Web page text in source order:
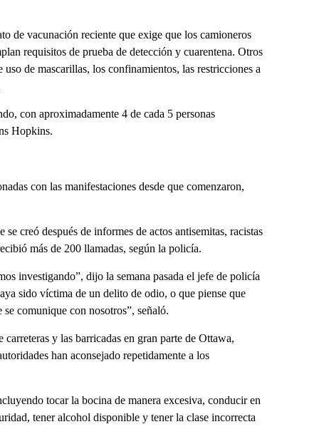
de vacunación reciente que exige que los camioneros
requisitos de prueba de detección y cuarentena. Otros
de mascarillas, los confinamientos, las restricciones a
con aproximadamente 4 de cada 5 personas
Hopkins.
con las manifestaciones desde que comenzaron,
creó después de informes de actos antisemitas, racistas
más de 200 llamadas, según la policía.
investigando”, dijo la semana pasada el jefe de policía
sido víctima de un delito de odio, o que piense que
comunique con nosotros”, señaló.
y las barricadas en gran parte de Ottawa,
han aconsejado repetidamente a los
tocar la bocina de manera excesiva, conducir en
tener alcohol disponible y tener la clase incorrecta